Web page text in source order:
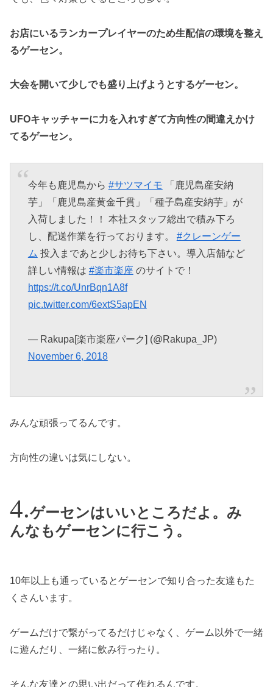
お店にいるランカープレイヤーのため生配信の環境を整え
るゲーセン。
大会を開いて少しでも盛り上げようとするゲーセン。
UFOキャッチャーに力を入れすぎて方向性の間違えかけ
てるゲーセン。
今年も鹿児島から #サツマイモ 「鹿児島産安納
芋」「鹿児島産黄金千貫」「種子島産安納芋」が
入荷しました！！ 本社スタッフ総出で積み下ろ
し、配送作業を行っております。 #クレーンゲー
ム 投入まであと少しお待ち下さい。導入店舗など
詳しい情報は #楽市楽座 のサイトで！
https://t.co/UnrBqn1A8f
pic.twitter.com/6extS5apEN
— Rakupa[楽市楽座パーク] (@Rakupa_JP)
November 6, 2018
みんな頑張ってるんです。
方向性の違いは気にしない。
ゲーセンはいいところだよ。み
んなもゲーセンに行こう。
10年以上も通っているとゲーセンで知り合った友達もた
くさんいます。
ゲームだけで繋がってるだけじゃなく、ゲーム以外で一緒
に遊んだり、一緒に飲み行ったり。
そんな友達との思い出だって作れるんです。